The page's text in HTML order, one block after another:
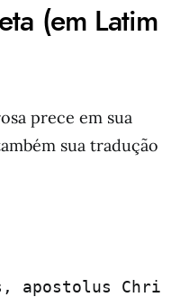
(em Latim
prece em sua
sua tradução
apostolus